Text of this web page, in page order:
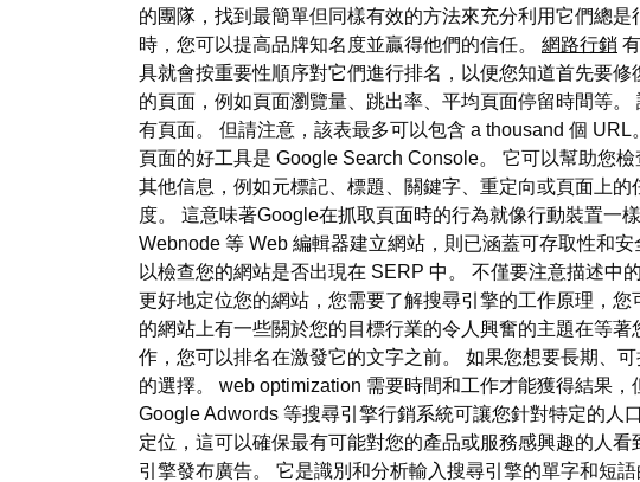
的團隊，找到最簡單但同樣有效的方法來充分利用它們總
時，您可以提高品牌知名度並贏得他們的信任。 網路行銷
具就會按重要性順序對它們進行排名，以便您知道首先要
的頁面，例如頁面瀏覽量、跳出率、平均頁面停留時間等
有頁面。 但請注意，該表最多可以包含 a thousand 個
頁面的好工具是 Google Search Console。 它可以幫助您
其他信息，例如元標記、標題、關鍵字、重定向或頁面上的
度。 這意味著Google在抓取頁面時的行為就像行動裝置一
Webnode 等 Web 編輯器建立網站，則已涵蓋可存取性和
以檢查您的網站是否出現在 SERP 中。 不僅要注意描述中
更好地定位您的網站，您需要了解搜尋引擎的工作原理，
的網站上有一些關於您的目標行業的令人興奮的主題在等
作，您可以排名在激發它的文字之前。 如果您想要長期、
的選擇。 web optimization 需要時間和工作才能獲得結果
Google Adwords 等搜尋引擎行銷系統可讓您針對特定的人
定位，這可以確保最有可能對您的產品或服務感興趣的人
引擎發布廣告。 它是識別和分析輸入搜尋引擎的單字和短